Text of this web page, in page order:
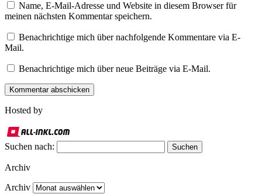
Name, E-Mail-Adresse und Website in diesem Browser für
meinen nächsten Kommentar speichern.
Benachrichtige mich über nachfolgende Kommentare via E-
Mail.
Benachrichtige mich über neue Beiträge via E-Mail.
Hosted by
Suchen nach:
Archiv
Archiv